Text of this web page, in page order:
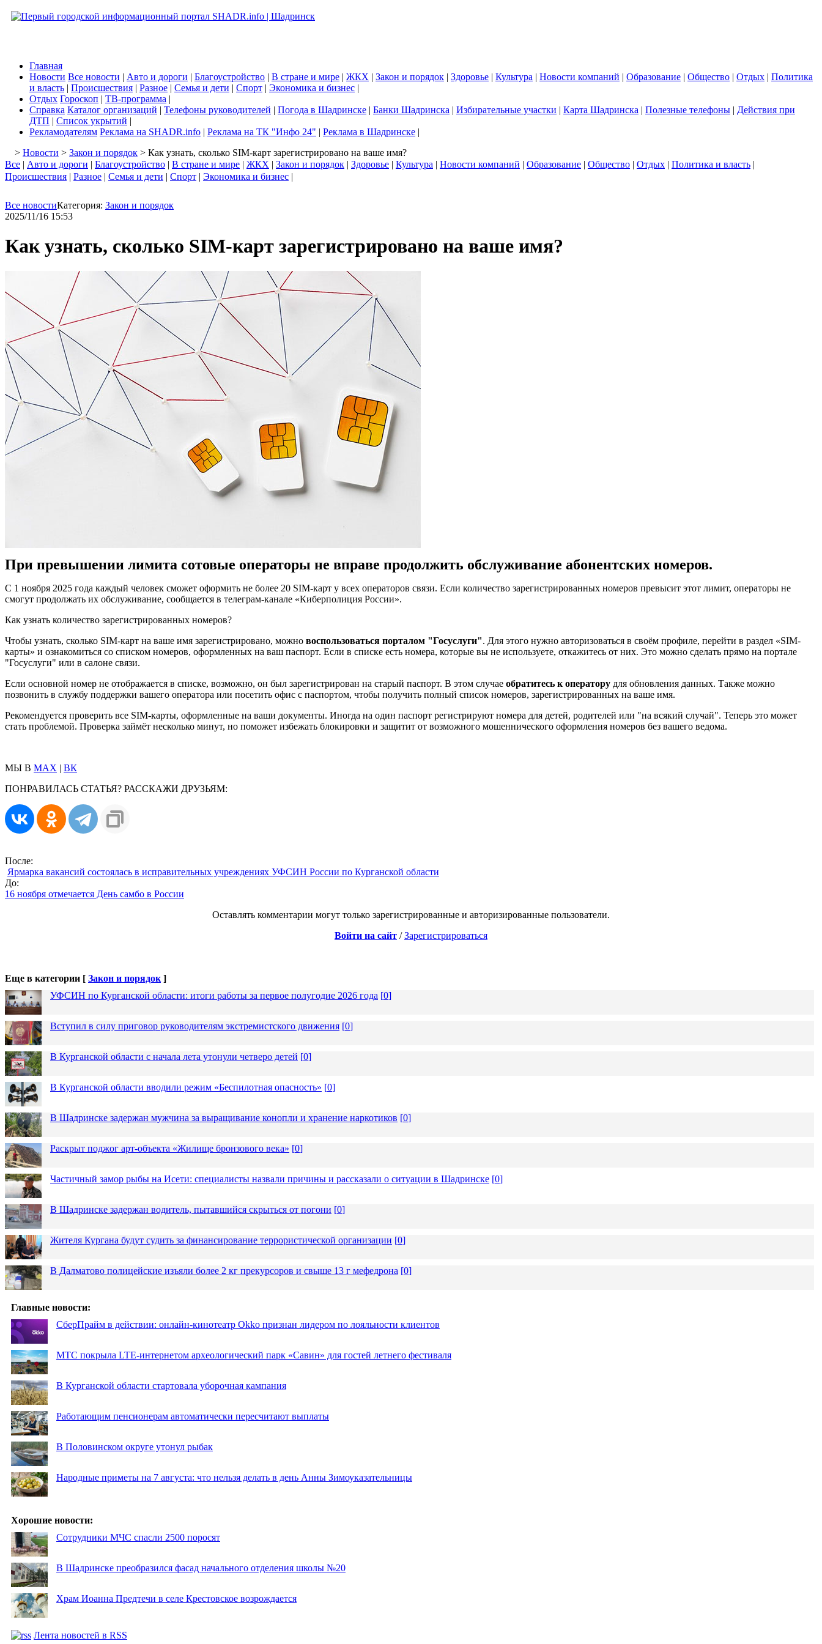
Главная
Новости Все новости | Авто и дороги | Благоустройство | В стране и мире | ЖКХ | Закон и порядок | Здоровье | Культура | Новости компаний | Образование | Общество | Отдых | Политика
и власть | Происшествия | Разное | Семья и дети | Спорт | Экономика и бизнес |
Отдых Гороскоп | ТВ-программа |
Справка Каталог организаций | Телефоны руководителей | Погода в Шадринске | Банки Шадринска | Избирательные участки | Карта Шадринска | Полезные телефоны | Действия при
ДТП | Список укрытий |
Рекламодателям Реклама на SHADR.info | Реклама на ТК "Инфо 24" | Реклама в Шадринске |
> Новости > Закон и порядок > Как узнать, сколько SIM-карт зарегистрировано на ваше имя?
Все | Авто и дороги | Благоустройство | В стране и мире | ЖКХ | Закон и порядок | Здоровье | Культура | Новости компаний | Образование | Общество | Отдых | Политика и власть |
Происшествия | Разное | Семья и дети | Спорт | Экономика и бизнес |
Все новостиКатегория: Закон и порядок
2025/11/16 15:53
Как узнать, сколько SIM-карт зарегистрировано на ваше имя?
При превышении лимита сотовые операторы не вправе продолжить обслуживание абонентских номеров.
С 1 ноября 2025 года каждый человек сможет оформить не более 20 SIM-карт у всех операторов связи. Если количество зарегистрированных номеров превысит этот лимит, операторы не
смогут продолжать их обслуживание, сообщается в телеграм-канале «Киберполиция России».
Как узнать количество зарегистрированных номеров?
Чтобы узнать, сколько SIM-карт на ваше имя зарегистрировано, можно воспользоваться порталом "Госуслуги". Для этого нужно авторизоваться в своём профиле, перейти в раздел «SIM-
карты» и ознакомиться со списком номеров, оформленных на ваш паспорт. Если в списке есть номера, которые вы не используете, откажитесь от них. Это можно сделать прямо на портале
"Госуслуги" или в салоне связи.
Если основной номер не отображается в списке, возможно, он был зарегистрирован на старый паспорт. В этом случае обратитесь к оператору для обновления данных. Также можно
позвонить в службу поддержки вашего оператора или посетить офис с паспортом, чтобы получить полный список номеров, зарегистрированных на ваше имя.
Рекомендуется проверить все SIM-карты, оформленные на ваши документы. Иногда на один паспорт регистрируют номера для детей, родителей или "на всякий случай". Теперь это может
стать проблемой. Проверка займёт несколько минут, но поможет избежать блокировки и защитит от возможного мошеннического оформления номеров без вашего ведома.
МЫ В MAX | ВК
ПОНРАВИЛАСЬ СТАТЬЯ? РАССКАЖИ ДРУЗЬЯМ:
После:
Ярмарка вакансий состоялась в исправительных учреждениях УФСИН России по Курганской области
До:
16 ноября отмечается День самбо в России
Оставлять комментарии могут только зарегистрированные и авторизированные пользователи.
Войти на сайт /Зарегистрироваться
Еще в категории [ Закон и порядок ]
УФСИН по Курганской области: итоги работы за первое полугодие 2026 года [0]
Вступил в силу приговор руководителям экстремистского движения [0]
В Курганской области с начала лета утонули четверо детей [0]
В Курганской области вводили режим «Беспилотная опасность» [0]
В Шадринске задержан мужчина за выращивание конопли и хранение наркотиков [0]
Раскрыт поджог арт-объекта «Жилище бронзового века» [0]
Частичный замор рыбы на Исети: специалисты назвали причины и рассказали о ситуации в Шадринске [0]
В Шадринске задержан водитель, пытавшийся скрыться от погони [0]
Жителя Кургана будут судить за финансирование террористической организации [0]
В Далматово полицейские изъяли более 2 кг прекурсоров и свыше 13 г мефедрона [0]
Главные новости:
СберПрайм в действии: онлайн-кинотеатр Okko признан лидером по лояльности клиентов
МТС покрыла LTE-интернетом археологический парк «Савин» для гостей летнего фестиваля
В Курганской области стартовала уборочная кампания
Работающим пенсионерам автоматически пересчитают выплаты
В Половинском округе утонул рыбак
Народные приметы на 7 августа: что нельзя делать в день Анны Зимоуказательницы
Хорошие новости:
Сотрудники МЧС спасли 2500 поросят
В Шадринске преобразился фасад начального отделения школы №20
Храм Иоанна Предтечи в селе Крестовское возрождается
Лента новостей в RSS